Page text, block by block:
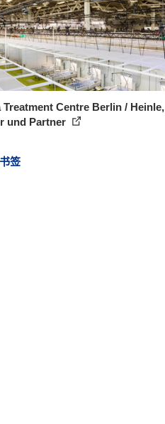
Treatment Centre Berlin / Heinle,
und Partner
签